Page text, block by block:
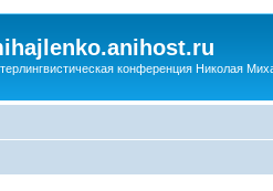
конференция Николая